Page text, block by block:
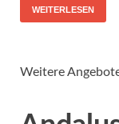
WEITERLESEN
Weitere